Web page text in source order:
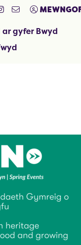
ar gyfer Bwyd